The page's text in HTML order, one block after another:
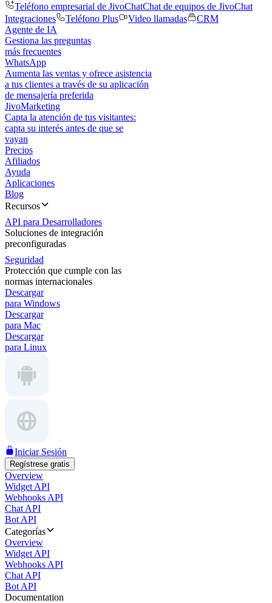
Teléfono empresarial de JivoChatChat de equipos de JivoChat
Integraciones
Teléfono Plus Video llamadas
CRM
Agente de IA
Gestiona las preguntas
más frecuentes
WhatsApp
Aumenta las ventas y ofrece asistencia
a tus clientes a través de su aplicación
de mensajería preferida
JivoMarketing
Capta la atención de tus visitantes:
capta su interés antes de que se
vayan
Precios
Afiliados
Ayuda
Aplicaciones
Blog
Recursos
API para Desarrolladores
Soluciones de integración
preconfiguradas
Seguridad
Protección que cumple con las
normas internacionales
Descargar
para Windows
Descargar
para Mac
Descargar
para Linux
Iniciar Sesión
Regístrese gratis
Overview
Widget API
Webhooks API
Chat API
Bot API
Categorías
Overview
Widget API
Webhooks API
Chat API
Bot API
Documentation